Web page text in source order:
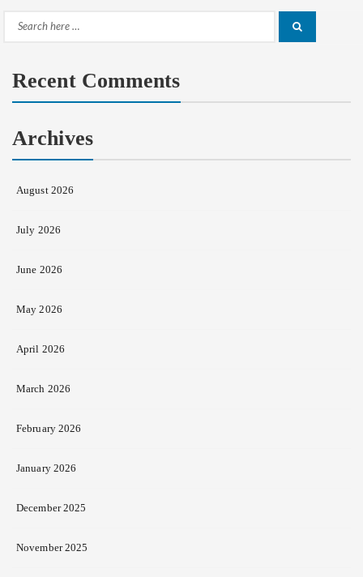
Search
Recent Comments
Archives
August 2026
July 2026
June 2026
May 2026
April 2026
March 2026
February 2026
January 2026
December 2025
November 2025